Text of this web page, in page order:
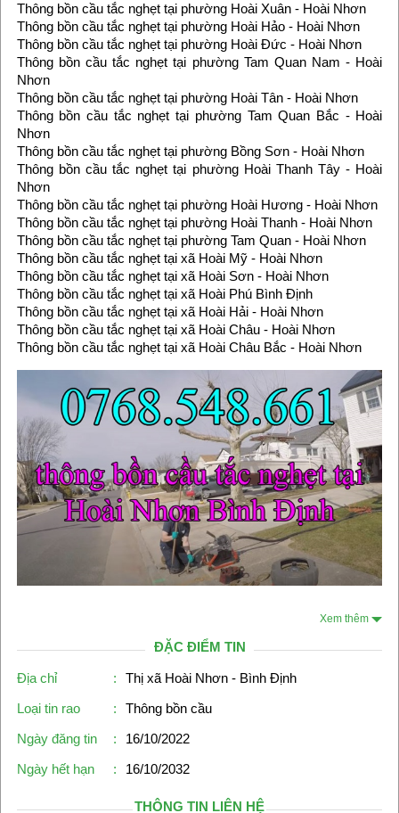
Thông bồn cầu tắc nghẹt tại phường Hoài Xuân - Hoài Nhơn
Thông bồn cầu tắc nghẹt tại phường Hoài Hảo - Hoài Nhơn
Thông bồn cầu tắc nghẹt tại phường Hoài Đức - Hoài Nhơn
Thông bồn cầu tắc nghẹt tại phường Tam Quan Nam - Hoài
Nhơn
Thông bồn cầu tắc nghẹt tại phường Hoài Tân - Hoài Nhơn
Thông bồn cầu tắc nghẹt tại phường Tam Quan Bắc - Hoài
Nhơn
Thông bồn cầu tắc nghẹt tại phường Bồng Sơn - Hoài Nhơn
Thông bồn cầu tắc nghẹt tại phường Hoài Thanh Tây - Hoài
Nhơn
Thông bồn cầu tắc nghẹt tại phường Hoài Hương - Hoài Nhơn
Thông bồn cầu tắc nghẹt tại phường Hoài Thanh - Hoài Nhơn
Thông bồn cầu tắc nghẹt tại phường Tam Quan - Hoài Nhơn
Thông bồn cầu tắc nghẹt tại xã Hoài Mỹ - Hoài Nhơn
Thông bồn cầu tắc nghẹt tại xã Hoài Sơn - Hoài Nhơn
Thông bồn cầu tắc nghẹt tại xã Hoài Phú Bình Định
Thông bồn cầu tắc nghẹt tại xã Hoài Hải - Hoài Nhơn
Thông bồn cầu tắc nghẹt tại xã Hoài Châu - Hoài Nhơn
Thông bồn cầu tắc nghẹt tại xã Hoài Châu Bắc - Hoài Nhơn
Xem thêm
ĐẶC ĐIỂM TIN
Địa chỉ :
Thị xã Hoài Nhơn - Bình Định
Loại tin rao
:
Thông bồn cầu
Ngày đăng tin
:
16/10/2022
Ngày hết hạn
: 16/10/2032
THÔNG TIN LIÊN HỆ